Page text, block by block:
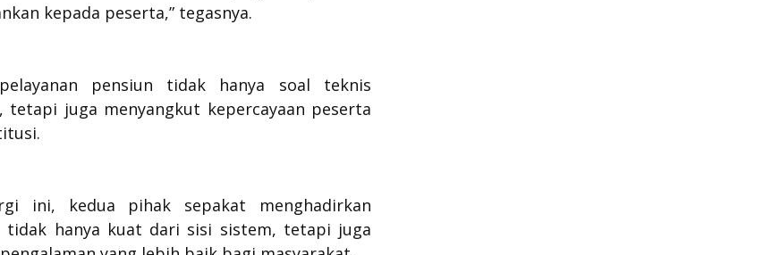
kepada peserta,” tegasnya.
pensiun tidak hanya soal teknis
tetapi juga menyangkut kepercayaan peserta
ini, kedua pihak sepakat menghadirkan
tidak hanya kuat dari sisi sistem, tetapi juga